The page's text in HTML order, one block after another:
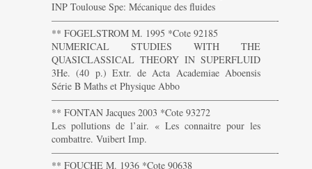
INP Toulouse Spe: Mécanique des fluides
———————————————————————-
** FOGELSTROM M. 1995 *Cote 92185
NUMERICAL STUDIES WITH THE
QUASICLASSICAL THEORY IN SUPERFLUID
3He. (40 p.) Extr. de Acta Academiae Aboensis
Série B Maths et Physique Abbo
———————————————————————-
** FONTAN Jacques 2003 *Cote 93272
Les pollutions de l’air. « Les connaitre pour les
combattre. Vuibert Imp.
———————————————————————-
** FOUCHE M. 1936 *Cote 90638